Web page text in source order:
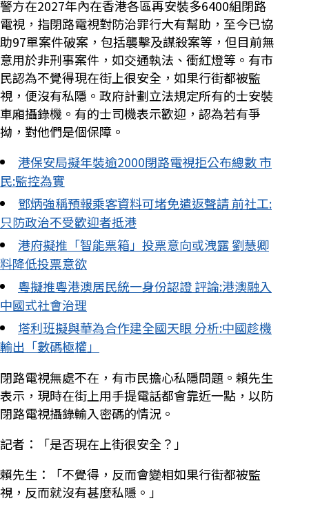
警方在2027年內在香港各區再安裝多6400組閉路
電視，指閉路電視對防治罪行大有幫助，至今已協
助97單案件破案，包括襲擊及謀殺案等，但目前無
意用於非刑事案件，如交通執法、衝紅燈等。有市
民認為不覺得現在街上很安全，如果行街都被監
視，便沒有私隱。政府計劃立法規定所有的士安裝
車廂攝錄機。有的士司機表示歡迎，認為若有爭
拗，對他們是個保障。
港保安局擬年裝逾2000閉路電視拒公布總數 市
民:監控為實
鄧炳強稱預報乘客資料可堵免遣返聲請 前社工:
只防政治不受歡迎者抵港
港府擬推「智能票箱」投票意向或洩露 劉慧卿
料降低投票意欲
粵擬推粵港澳居民統一身份認證 評論:港澳融入
中國式社會治理
塔利班擬與華為合作建全國天眼 分析:中國趁機
輸出「數碼極權」
閉路電視無處不在，有市民擔心私隱問題。賴先生
表示，現時在街上用手提電話都會靠近一點，以防
閉路電視攝錄輸入密碼的情況。
記者：「是否現在上街很安全？」
賴先生：「不覺得，反而會變相如果行街都被監
視，反而就沒有甚麼私隱。」